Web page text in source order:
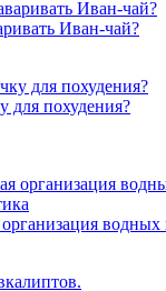
Иван-чай?
для похудения?